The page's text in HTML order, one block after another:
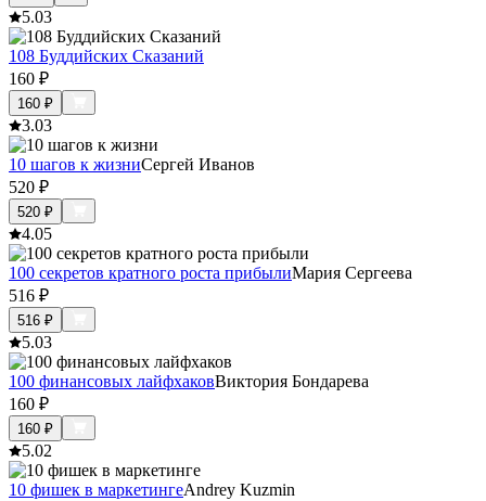
5.03
108 Буддийских Сказаний
160 ₽
160 ₽
3.03
10 шагов к жизниСергей Иванов
520 ₽
520 ₽
4.05
100 секретов кратного роста прибылиМария Сергеева
516 ₽
516 ₽
5.03
100 финансовых лайфхаковВиктория Бондарева
160 ₽
160 ₽
5.02
10 фишек в маркетингеAndrey Kuzmin